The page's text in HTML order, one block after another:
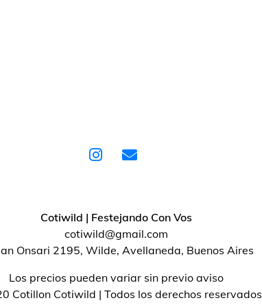
Cotiwild | Festejando Con Vos
cotiwild@gmail.com
Onsari 2195, Wilde, Avellaneda, Buenos Aires
Los precios pueden variar sin previo aviso
Cotillon Cotiwild | Todos los derechos reservados